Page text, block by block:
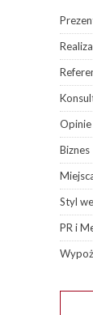
Opinie
Biznes
Styl
PR i